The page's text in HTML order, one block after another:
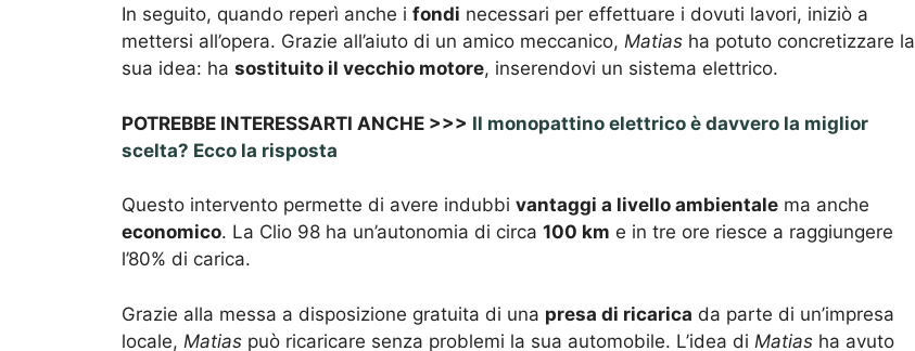
In seguito, quando reperì anche i fondi necessari per effettuare i dovuti lavori, iniziò a
mettersi all’opera. Grazie all’aiuto di un amico meccanico, Matias ha potuto concretizzare la
sua idea: ha sostituito il vecchio motore, inserendovi un sistema elettrico.
POTREBBE INTERESSARTI ANCHE >>> Il monopattino elettrico è davvero la miglior
scelta? Ecco la risposta
Questo intervento permette di avere indubbi vantaggi a livello ambientale ma anche
economico. La Clio 98 ha un’autonomia di circa 100 km e in tre ore riesce a raggiungere
l’80% di carica.
Grazie alla messa a disposizione gratuita di una presa di ricarica da parte di un’impresa
locale, Matias può ricaricare senza problemi la sua automobile. L’idea di Matias ha avuto